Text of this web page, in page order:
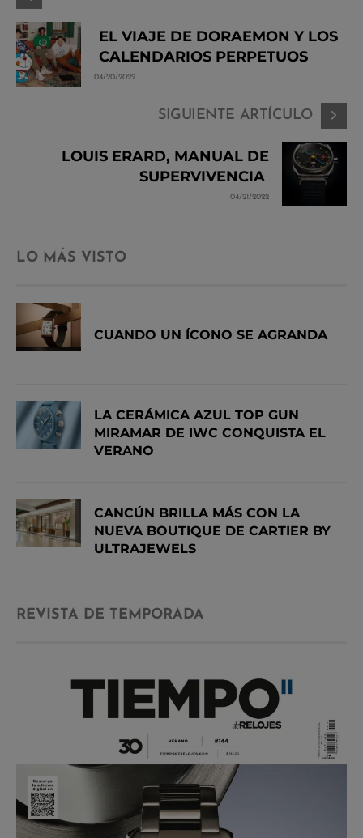
EL VIAJE DE DORAEMON Y LOS
CALENDARIOS PERPETUOS
04/20/2022
SIGUIENTE ARTÍCULO
LOUIS ERARD, MANUAL DE
SUPERVIVENCIA
04/21/2022
LO MÁS VISTO
CUANDO UN ÍCONO SE AGRANDA
LA CERÁMICA AZUL TOP GUN
MIRAMAR DE IWC CONQUISTA EL
VERANO
CANCÚN BRILLA MÁS CON LA
NUEVA BOUTIQUE DE CARTIER BY
ULTRAJEWELS
REVISTA DE TEMPORADA